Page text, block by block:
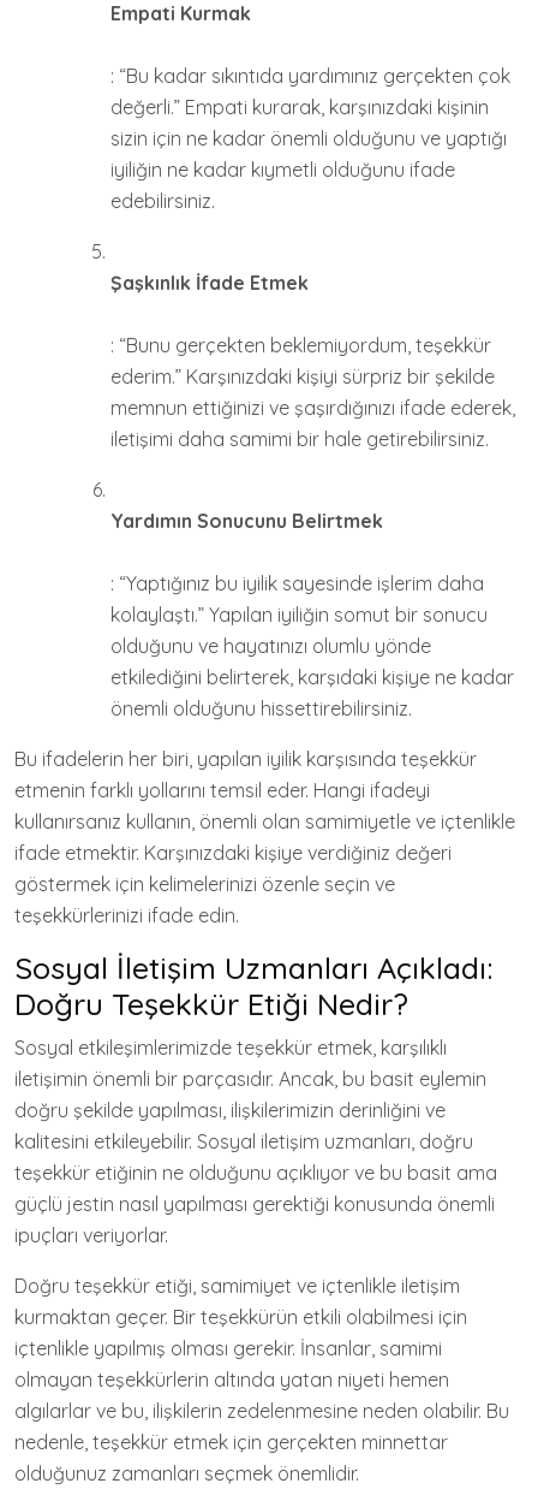
Empati Kurmak
: “Bu kadar sıkıntıda yardımınız gerçekten çok
değerli.” Empati kurarak, karşınızdaki kişinin
sizin için ne kadar önemli olduğunu ve yaptığı
iyiliğin ne kadar kıymetli olduğunu ifade
edebilirsiniz.
Şaşkınlık İfade Etmek
: “Bunu gerçekten beklemiyordum, teşekkür
ederim.” Karşınızdaki kişiyi sürpriz bir şekilde
memnun ettiğinizi ve şaşırdığınızı ifade ederek,
iletişimi daha samimi bir hale getirebilirsiniz.
Yardımın Sonucunu Belirtmek
: “Yaptığınız bu iyilik sayesinde işlerim daha
kolaylaştı.” Yapılan iyiliğin somut bir sonucu
olduğunu ve hayatınızı olumlu yönde
etkilediğini belirterek, karşıdaki kişiye ne kadar
önemli olduğunu hissettirebilirsiniz.
Bu ifadelerin her biri, yapılan iyilik karşısında teşekkür
etmenin farklı yollarını temsil eder. Hangi ifadeyi
kullanırsanız kullanın, önemli olan samimiyetle ve içtenlikle
ifade etmektir. Karşınızdaki kişiye verdiğiniz değeri
göstermek için kelimelerinizi özenle seçin ve
teşekkürlerinizi ifade edin.
Sosyal İletişim Uzmanları Açıkladı:
Doğru Teşekkür Etiği Nedir?
Sosyal etkileşimlerimizde teşekkür etmek, karşılıklı
iletişimin önemli bir parçasıdır. Ancak, bu basit eylemin
doğru şekilde yapılması, ilişkilerimizin derinliğini ve
kalitesini etkileyebilir. Sosyal iletişim uzmanları, doğru
teşekkür etiğinin ne olduğunu açıklıyor ve bu basit ama
güçlü jestin nasıl yapılması gerektiği konusunda önemli
ipuçları veriyorlar.
Doğru teşekkür etiği, samimiyet ve içtenlikle iletişim
kurmaktan geçer. Bir teşekkürün etkili olabilmesi için
içtenlikle yapılmış olması gerekir. İnsanlar, samimi
olmayan teşekkürlerin altında yatan niyeti hemen
algılarlar ve bu, ilişkilerin zedelenmesine neden olabilir. Bu
nedenle, teşekkür etmek için gerçekten minnettar
olduğunuz zamanları seçmek önemlidir.